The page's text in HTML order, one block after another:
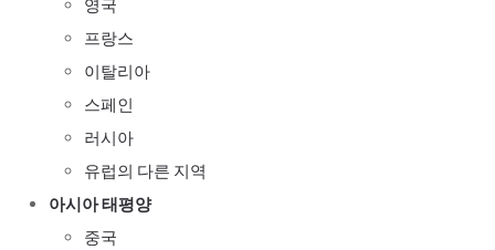
영국
프랑스
이탈리아
스페인
러시아
유럽의 다른 지역
아시아 태평양
중국